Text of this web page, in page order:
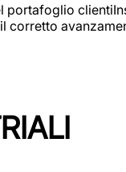
portafoglio